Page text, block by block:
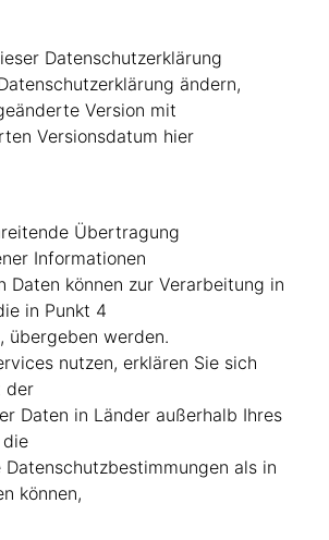
Datenschutzerklärung
ändern,
Version mit
Versionsdatum hier
Übertragung
Informationen
Daten können zur Verarbeitung in
in Punkt 4
übergeben werden.
nutzen, erklären Sie sich
der
Daten in Länder außerhalb Ihres
die
als in
können,